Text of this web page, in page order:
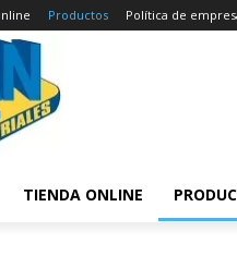
Productos Política de
TIENDA ONLINE